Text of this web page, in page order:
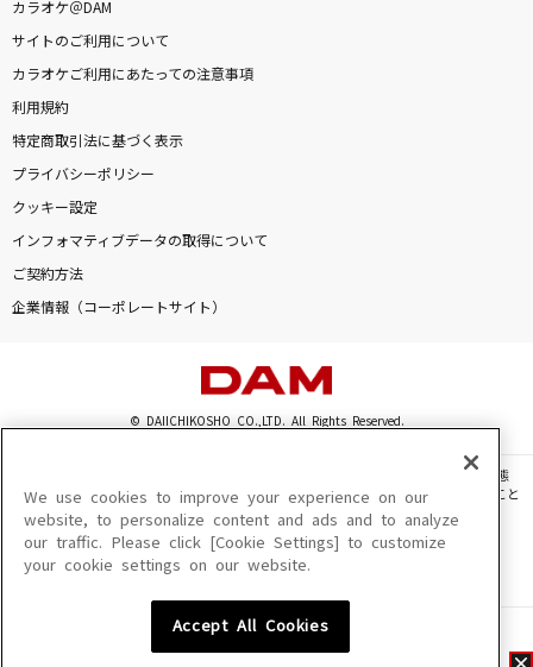
カラオケ＠DAM
サイトのご利用について
カラオケご利用にあたっての注意事項
利用規約
特定商取引法に基づく表示
プライバシーポリシー
クッキー設定
インフォマティブデータの取得について
ご契約方法
企業情報（コーポレートサイト）
© DAIICHIKOSHO CO.,LTD. All Rights Reserved.
このサイトに掲載されている一切の文章・画像・写真・動画・音声等を、手段や形態
を問わず、著作権法の定める範囲を超えて無断で複製、転載、ファイル化などすること
を禁じます。
楽曲及びコンテンツは、機種によりご利用いただけない場合があります。
楽曲及びコンテンツの配信日、配信内容が変更になる場合があります。
We use cookies to improve your experience on our
website, to personalize content and ads and to analyze
our traffic. Please click [Cookie Settings] to customize
your cookie settings on our website.
Accept All Cookies